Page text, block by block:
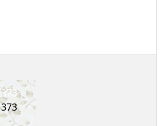
373
373